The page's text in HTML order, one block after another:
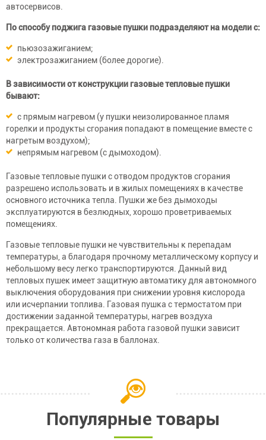
автосервисов.
По способу поджига газовые пушки подразделяют на модели с:
пьюзозажиганием;
электрозажиганием (более дорогие).
В зависимости от конструкции газовые тепловые пушки
бывают:
с прямым нагревом (у пушки неизолированное пламя
горелки и продукты сгорания попадают в помещение вместе с
нагретым воздухом);
непрямым нагревом (с дымоходом).
Газовые тепловые пушки с отводом продуктов сгорания
разрешено использовать и в жилых помещениях в качестве
основного источника тепла. Пушки же без дымоходы
эксплуатируются в безлюдных, хорошо проветриваемых
помещениях.
Газовые тепловые пушки не чувствительны к перепадам
температуры, а благодаря прочному металлическому корпусу и
небольшому весу легко транспортируются. Данный вид
тепловых пушек имеет защитную автоматику для автономного
выключения оборудования при снижении уровня кислорода
или исчерпании топлива. Газовая пушка с термостатом при
достижении заданной температуры, нагрев воздуха
прекращается. Автономная работа газовой пушки зависит
только от количества газа в баллонах.
Популярные товары